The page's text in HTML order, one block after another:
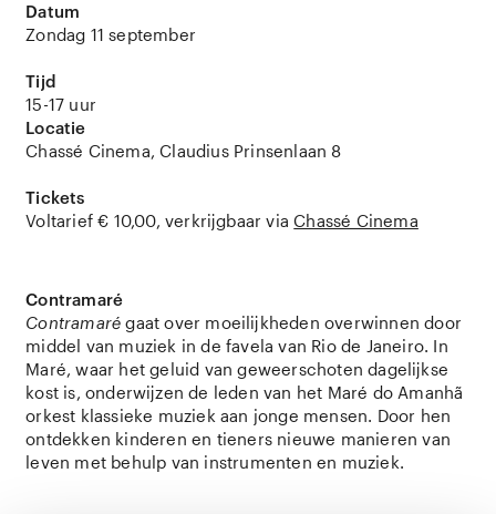
Datum
Zondag 11 september
Tijd
15-17 uur
Locatie
Chassé Cinema, Claudius Prinsenlaan 8
Tickets
Voltarief € 10,00, verkrijgbaar viaChassé Cinema
Contramaré
Contramaré gaat over moeilijkheden overwinnen door
middel van muziek in de favela van Rio de Janeiro. In
Maré, waar het geluid van geweerschoten dagelijkse
kost is, onderwijzen de leden van het Maré do Amanhã
orkest klassieke muziek aan jonge mensen. Door hen
ontdekken kinderen en tieners nieuwe manieren van
leven met behulp van instrumenten en muziek.